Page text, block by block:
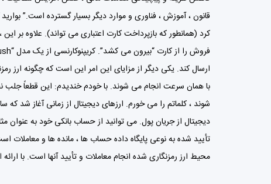
محیط ارز رمزنگاری شده انجام معاملات و تأیید آنها است. با